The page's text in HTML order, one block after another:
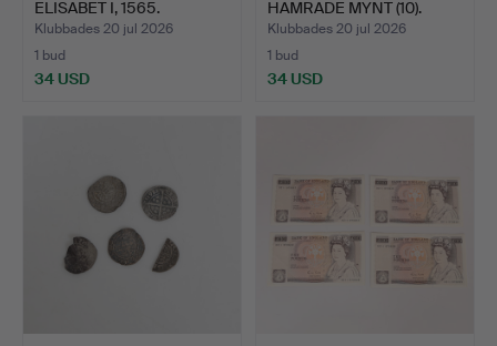
ELISABET I, 1565.
Klubbades 20 jul 2026
1 bud
34 USD
HAMRADE MYNT (10).
Klubbades 20 jul 2026
1 bud
34 USD